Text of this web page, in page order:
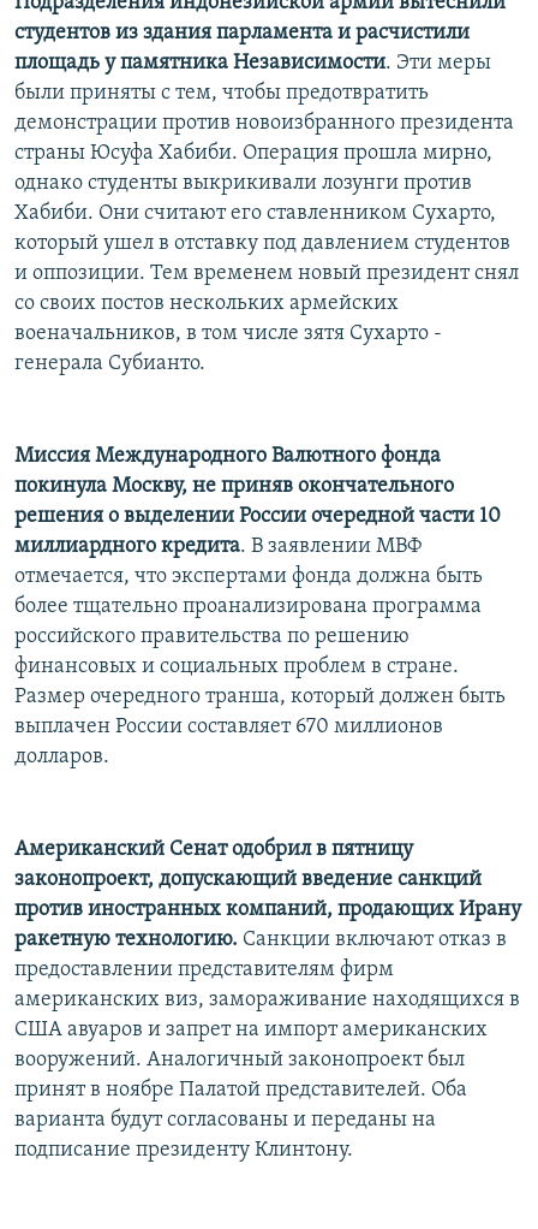
студентов из здания парламента и расчистили
площадь у памятника Независимости. Эти меры
были приняты с тем, чтобы предотвратить
демонстрации против новоизбранного президента
страны Юсуфа Хабиби. Операция прошла мирно,
однако студенты выкрикивали лозунги против
Хабиби. Они считают его ставленником Сухарто,
который ушел в отставку под давлением студентов
и оппозиции. Тем временем новый президент снял
со своих постов нескольких армейских
военачальников, в том числе зятя Сухарто -
генерала Субианто.
Миссия Международного Валютного фонда
покинула Москву, не приняв окончательного
решения о выделении России очередной части 10
миллиардного кредита. В заявлении МВФ
отмечается, что экспертами фонда должна быть
более тщательно проанализирована программа
российского правительства по решению
финансовых и социальных проблем в стране.
Размер очередного транша, который должен быть
выплачен России составляет 670 миллионов
долларов.
Американский Сенат одобрил в пятницу
законопроект, допускающий введение санкций
против иностранных компаний, продающих Ирану
ракетную технологию. Санкции включают отказ в
предоставлении представителям фирм
американских виз, замораживание находящихся в
США авуаров и запрет на импорт американских
вооружений. Аналогичный законопроект был
принят в ноябре Палатой представителей. Оба
варианта будут согласованы и переданы на
подписание президенту Клинтону.